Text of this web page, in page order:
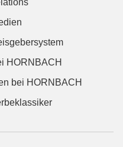
HORNBACH
bei HORNBACH